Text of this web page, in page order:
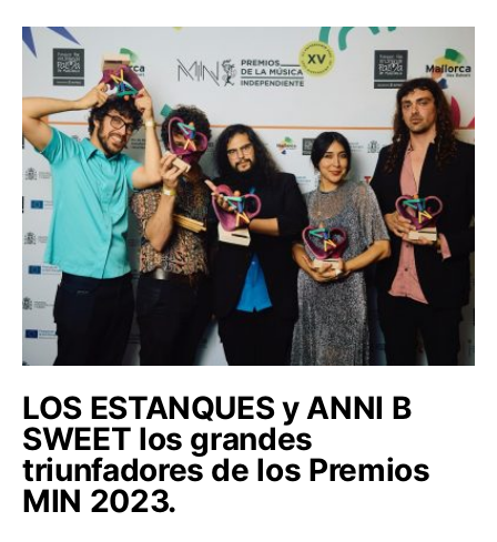
LOS ESTANQUES y ANNI B
SWEET los grandes
triunfadores de los Premios
MIN 2023.